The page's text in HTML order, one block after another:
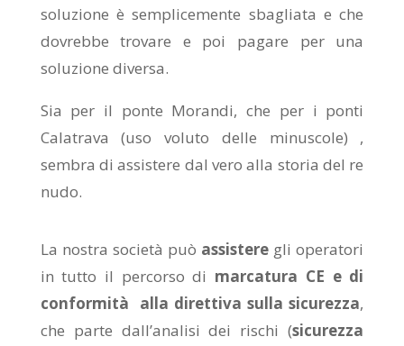
soluzione è semplicemente sbagliata e che
dovrebbe trovare e poi pagare per una
soluzione diversa.
Sia per il ponte Morandi, che per i ponti
Calatrava (uso voluto delle minuscole) ,
sembra di assistere dal vero alla storia del re
nudo.
La nostra società può assistere gli operatori
in tutto il percorso di marcatura CE e di
conformità alla direttiva sulla sicurezza,
che parte dall’analisi dei rischi (sicurezza